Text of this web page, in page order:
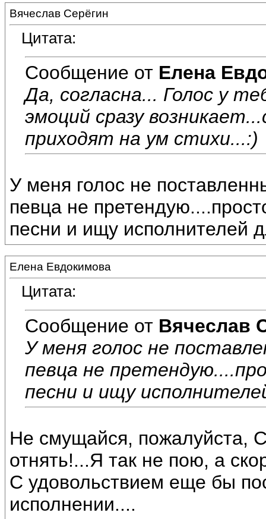
Вячеслав Серёгин
Цитата:
Сообщение от Елена
Да, согласна... Голос у
эмоций сразу
приходят на ум стихи...:)
У меня голос не
певца не
песни и ищу исполнителей
Елена Евдокимова
Цитата:
Сообщение от Вячеслав
У меня голос не
певца не
песни и ищу
Не смущайся, пожалуйста,
отнять!...Я так не пою, а
С удовольствием еще бы
исполнении....